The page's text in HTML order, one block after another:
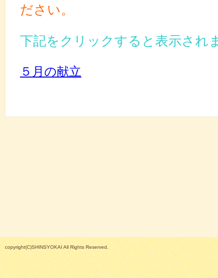
ださい。
下記をクリックすると表示され
５月の献立
copyright(C)SHINSYOKAI All Rights Reserved.